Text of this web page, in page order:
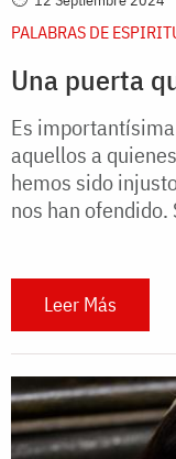
PALABRAS DE
Una puerta
Es
aquellos a
hemos sido
nos han
Leer Más